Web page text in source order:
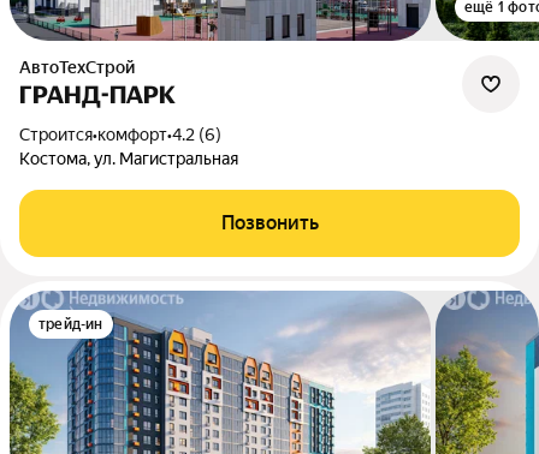
ещё 1
АвтоТехСтрой
ГРАНД-ПАРК
Строится•комфорт•4.2 (6)
Костома, ул. Магистральная
Позвонить
трейд-ин